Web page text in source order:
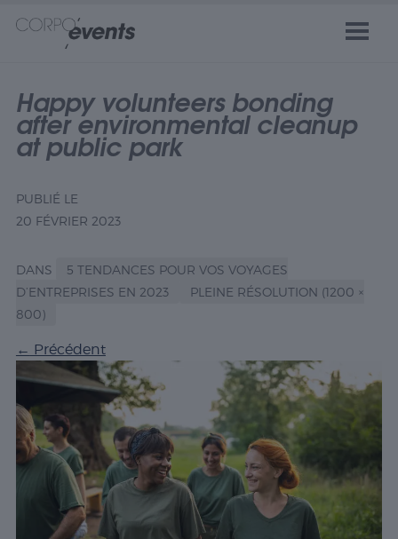
Happy volunteers bonding
after environmental cleanup
at public park
PUBLIÉ LE
20 FÉVRIER 2023
DANS
5 TENDANCES POUR VOS VOYAGES
D’ENTREPRISES EN 2023
PLEINE RÉSOLUTION (1200 ×
800)
← Précédent